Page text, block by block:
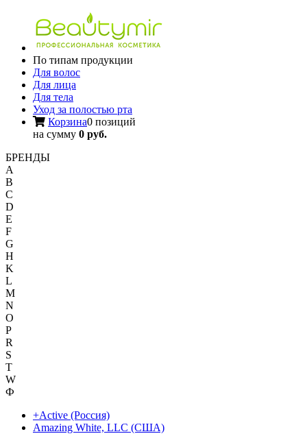
По типам продукции
Для волос
Для лица
Для тела
Уход за полостью рта
Корзина0 позиций
на сумму 0 руб.
БРЕНДЫ
A
B
C
D
E
F
G
H
K
L
M
N
O
P
R
S
T
W
Ф
+Active (Россия)
Amazing White, LLC (США)